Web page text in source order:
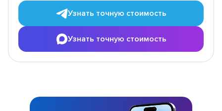
Узнать точную стоимость
Узнать точную стоимость